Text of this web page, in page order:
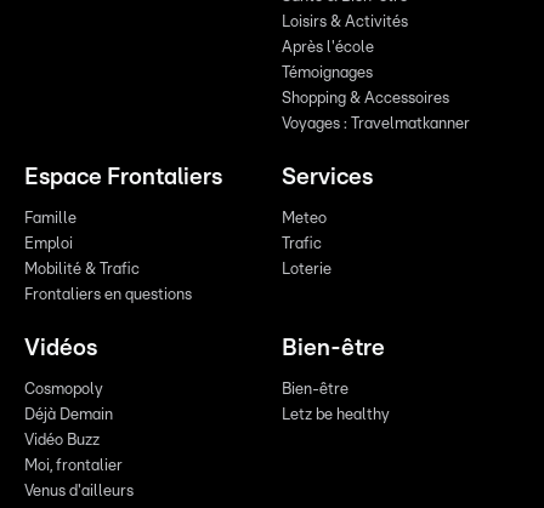
Loisirs & Activités
Après l'école
Témoignages
Shopping & Accessoires
Voyages : Travelmatkanner
Espace Frontaliers
Famille
Emploi
Mobilité & Trafic
Frontaliers en questions
Services
Meteo
Trafic
Loterie
Vidéos
Cosmopoly
Déjà Demain
Vidéo Buzz
Moi, frontalier
Venus d'ailleurs
Bien-être
Bien-être
Letz be healthy